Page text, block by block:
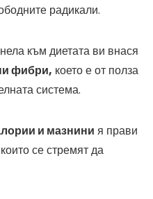
радикали.
към диетата ви внася
фибри, което е от полза
система.
и мазнини я прави
се стремят да